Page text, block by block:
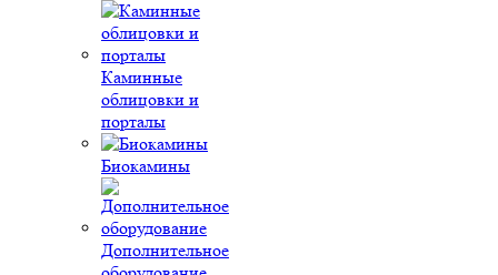
Каминные
облицовки и
порталы
Биокамины
Дополнительное